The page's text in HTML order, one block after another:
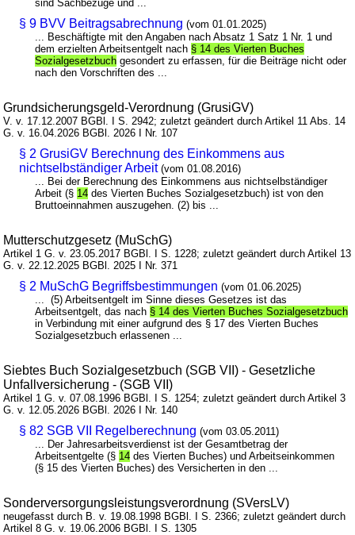
sind Sachbezüge und ...
§ 9 BVV Beitragsabrechnung (vom 01.01.2025)
... Beschäftigte mit den Angaben nach Absatz 1 Satz 1 Nr. 1 und
dem erzielten Arbeitsentgelt nach § 14 des Vierten Buches
Sozialgesetzbuch gesondert zu erfassen, für die Beiträge nicht oder
nach den Vorschriften des ...
Grundsicherungsgeld-Verordnung (GrusiGV)
V. v. 17.12.2007 BGBl. I S. 2942; zuletzt geändert durch Artikel 11 Abs. 14
G. v. 16.04.2026 BGBl. 2026 I Nr. 107
§ 2 GrusiGV Berechnung des Einkommens aus
nichtselbständiger Arbeit (vom 01.08.2016)
... Bei der Berechnung des Einkommens aus nichtselbständiger
Arbeit (§ 14 des Vierten Buches Sozialgesetzbuch) ist von den
Bruttoeinnahmen auszugehen. (2) bis ...
Mutterschutzgesetz (MuSchG)
Artikel 1 G. v. 23.05.2017 BGBl. I S. 1228; zuletzt geändert durch Artikel 13
G. v. 22.12.2025 BGBl. 2025 I Nr. 371
§ 2 MuSchG Begriffsbestimmungen (vom 01.06.2025)
... (5) Arbeitsentgelt im Sinne dieses Gesetzes ist das
Arbeitsentgelt, das nach § 14 des Vierten Buches Sozialgesetzbuch
in Verbindung mit einer aufgrund des § 17 des Vierten Buches
Sozialgesetzbuch erlassenen ...
Siebtes Buch Sozialgesetzbuch (SGB VII) - Gesetzliche
Unfallversicherung - (SGB VII)
Artikel 1 G. v. 07.08.1996 BGBl. I S. 1254; zuletzt geändert durch Artikel 3
G. v. 12.05.2026 BGBl. 2026 I Nr. 140
§ 82 SGB VII Regelberechnung (vom 03.05.2011)
... Der Jahresarbeitsverdienst ist der Gesamtbetrag der
Arbeitsentgelte (§ 14 des Vierten Buches) und Arbeitseinkommen
(§ 15 des Vierten Buches) des Versicherten in den ...
Sonderversorgungsleistungsverordnung (SVersLV)
neugefasst durch B. v. 19.08.1998 BGBl. I S. 2366; zuletzt geändert durch
Artikel 8 G. v. 19.06.2006 BGBl. I S. 1305